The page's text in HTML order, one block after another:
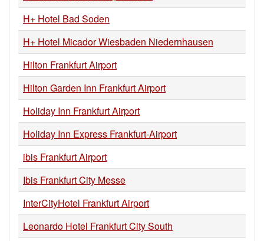
H+ Hotel Bad Soden
H+ Hotel Micador Wiesbaden Niedernhausen
Hilton Frankfurt Airport
Hilton Garden Inn Frankfurt Airport
Holiday Inn Frankfurt Airport
Holiday Inn Express Frankfurt-Airport
ibis Frankfurt Airport
Ibis Frankfurt City Messe
InterCityHotel Frankfurt Airport
Leonardo Hotel Frankfurt City South